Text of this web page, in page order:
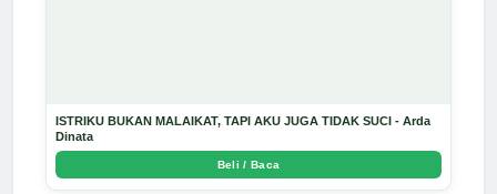
ISTRIKU BUKAN MALAIKAT, TAPI AKU JUGA TIDAK SUCI - Arda
Dinata
Beli / Baca